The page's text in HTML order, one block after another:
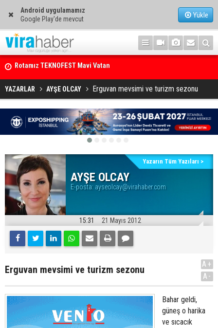
Android uygulamamız
Google Play'de mevcut
Yükle
Rotamız TEKNOFEST Mavi Vatan
Net Kârını Yüzde 38 Artışla 46.5 Milyon Dolar’a Yükseltti
YAZARLAR AYŞE OLCAY Erguvan mevsimi ve turizm sezonu
AYŞE OLCAY
E-posta: ayseolcay@virahaber.com
Yazarın Tüm Yazıları >
15:31 21 Mayıs 2012
Erguvan mevsimi ve turizm sezonu
A+
A-
Bahar geldi,
güneş o harika
ve sıcacık